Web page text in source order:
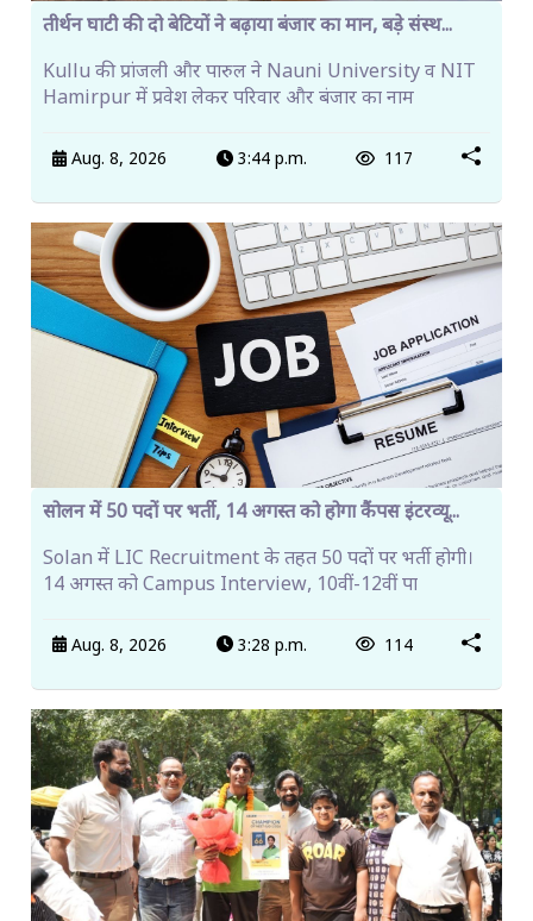
तीर्थन घाटी की दो बेटियों ने बढ़ाया बंजार का मान, बड़े संस्थ...
Kullu की प्रांजली और पारुल ने Nauni University व NIT
Hamirpur में प्रवेश लेकर परिवार और बंजार का नाम
Aug. 8, 2026 3:44 p.m. 117
सोलन में 50 पदों पर भर्ती, 14 अगस्त को होगा कैंपस इंटरव्यू...
Solan में LIC Recruitment के तहत 50 पदों पर भर्ती होगी।
14 अगस्त को Campus Interview, 10वीं-12वीं पा
Aug. 8, 2026 3:28 p.m. 114